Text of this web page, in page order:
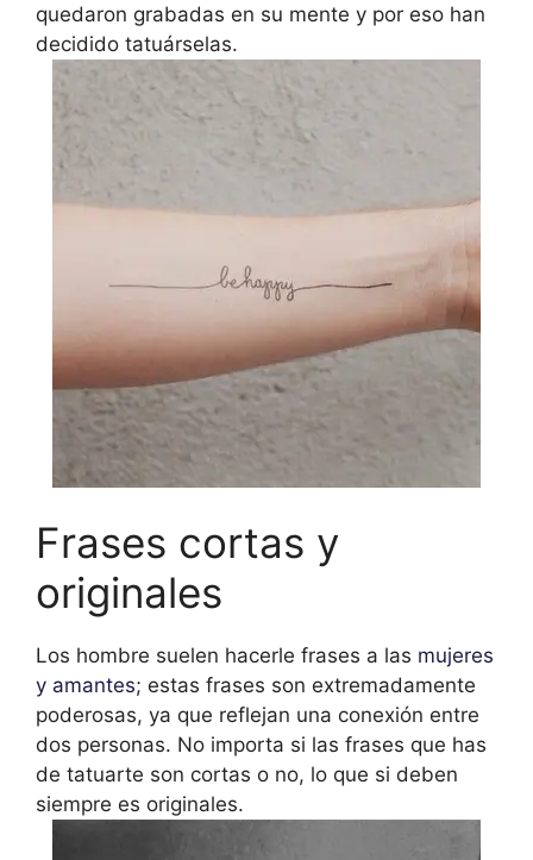
quedaron grabadas en su mente y por eso han
decidido tatuárselas.
Frases cortas y
originales
Los hombre suelen hacerle frases a las mujeres
y amantes; estas frases son extremadamente
poderosas, ya que reflejan una conexión entre
dos personas. No importa si las frases que has
de tatuarte son cortas o no, lo que si deben
siempre es originales.